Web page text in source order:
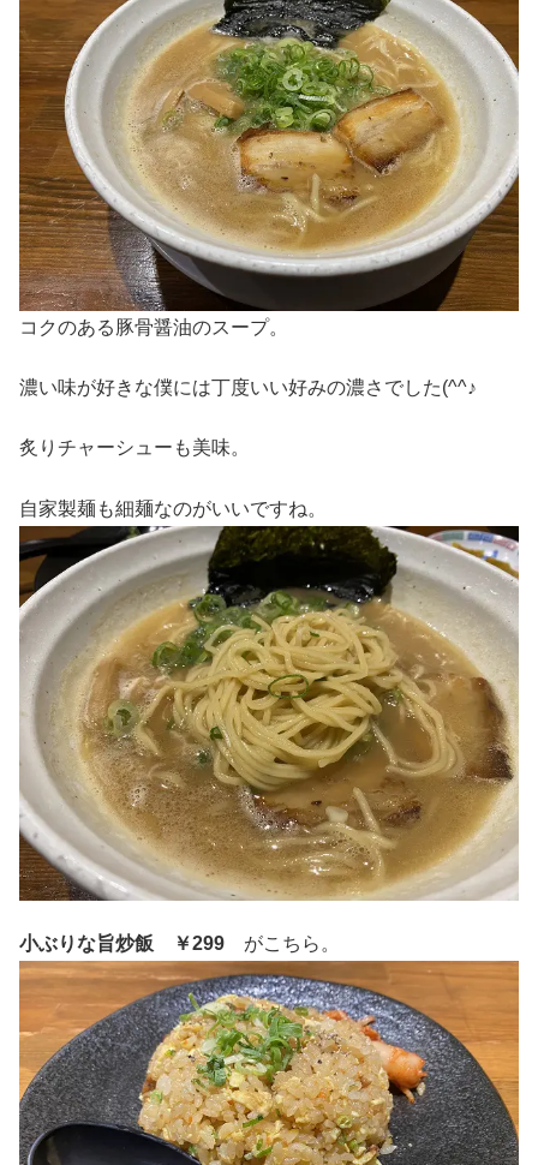
コクのある豚骨醤油のスープ。
濃い味が好きな僕には丁度いい好みの濃さでした(^^♪
炙りチャーシューも美味。
自家製麺も細麺なのがいいですね。
小ぶりな旨炒飯 ￥299 がこちら。